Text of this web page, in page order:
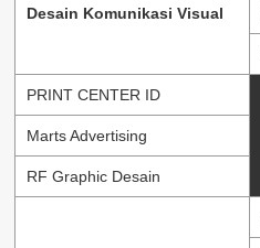
Desain Komunikasi Visual
PRINT CENTER ID
Marts Advertising
RF Graphic Desain